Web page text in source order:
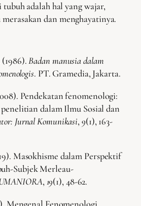
adalah hal yang wajar,
dan menghayatinya.
(1986).Badan manusia dalam
. PT. Gramedia, Jakarta.
Pendekatan fenomenologi:
dalam Ilmu Sosial dan
Jurnal Komunikasi, 9(1), 163-
Masokhisme dalam Perspektif
Subjek Merleau-
, 19(1), 48-62.